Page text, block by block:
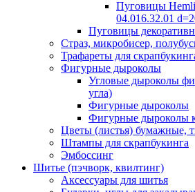
Пуговицы
04.016.32.01
Пуговицы
Страз, микробисер,
Трафареты для
Фигурные дыроколы
Угловые дыроколы
угла)
Фигурные дыроколы
Фигурные дыроколы
Цветы (листья) бумажные,
Штампы для скрапбукинга
Эмбоссинг
Шитье (пэчворк, квилтинг)
Аксессуары для шитья